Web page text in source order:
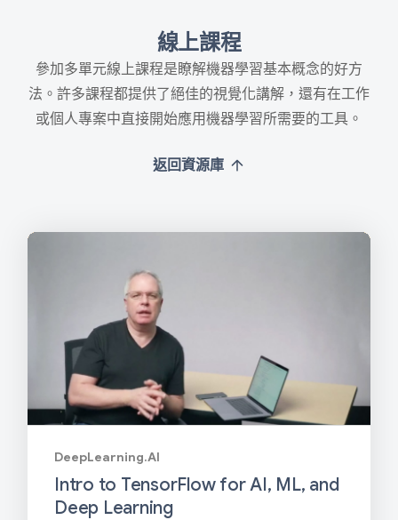
線上課程
參加多單元線上課程是瞭解機器學習基本概念的好方
法。許多課程都提供了絕佳的視覺化講解，還有在工作
或個人專案中直接開始應用機器學習所需要的工具。
返回資源庫
DeepLearning.AI
Intro to TensorFlow for AI, ML, and
Deep Learning